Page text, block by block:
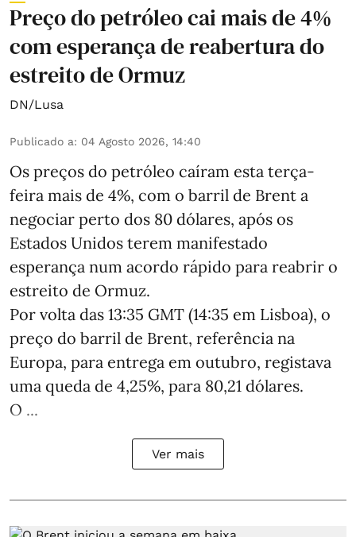
Preço do petróleo cai mais de 4%
com esperança de reabertura do
estreito de Ormuz
DN/Lusa
Publicado a: 04 Agosto 2026, 14:40
Os preços do petróleo caíram esta terça-
feira mais de 4%, com o barril de Brent a
negociar perto dos 80 dólares, após os
Estados Unidos terem manifestado
esperança num acordo rápido para reabrir o
estreito de Ormuz.
Por volta das 13:35 GMT (14:35 em Lisboa), o
preço do barril de Brent, referência na
Europa, para entrega em outubro, registava
uma queda de 4,25%, para 80,21 dólares.
O ...
Ver mais